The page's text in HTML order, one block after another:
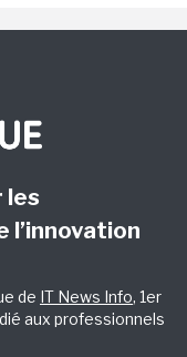
les
l’innovation
de IT News Info, 1er
aux professionnels